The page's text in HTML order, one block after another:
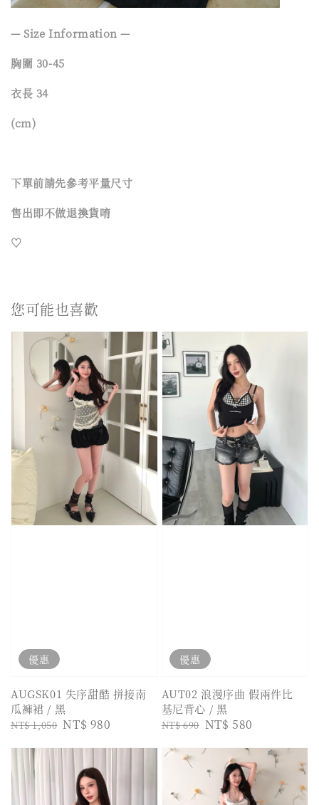
— Size Information —
胸圍 30-45
衣長 34
(cm)
下單前請先參考平量尺寸
售出即不做退換貨唷
♡
您可能也喜歡
優惠
AUGSK01 失序甜酷 拼接南
瓜褲裙 / 黑
Regular
NT$ 1,050 Sale
NT$ 980
優惠
AUT02 浪漫序曲 假兩件比
基尼背心 / 黑
Regular
NT$ 690 Sale
NT$ 580